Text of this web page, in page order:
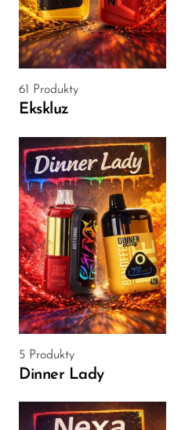
Hyve
HQD
Ijoy
JNR
Juice Head
KangVAPE
Kado Bar
Kartel Vapes
KROS
Lost Angel
Lost Mary
Lost Vape
Lucid Charge
Luffbar
61 Produkty
Ekskluz
5 Produkty
Dinner Lady